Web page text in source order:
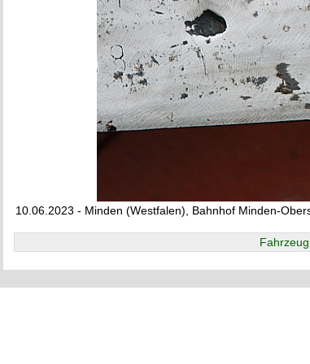
10.06.2023 - Minden (Westfalen), Bahnhof Minden-